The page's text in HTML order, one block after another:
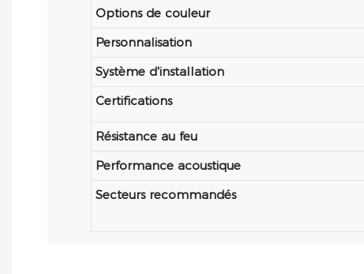
Options de couleur
Personnalisation
Système d'installation
Certifications
Résistance au feu
Performance acoustique
Secteurs recommandés